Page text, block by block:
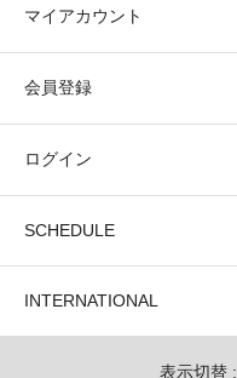
マイアカウント
会員登録
ログイン
SCHEDULE
INTERNATIONAL
表示切替 :